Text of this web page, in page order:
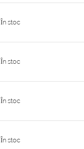
În stoc
În stoc
În stoc
În stoc